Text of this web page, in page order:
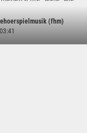
am Strandufer
Show trägt....
(fhm)